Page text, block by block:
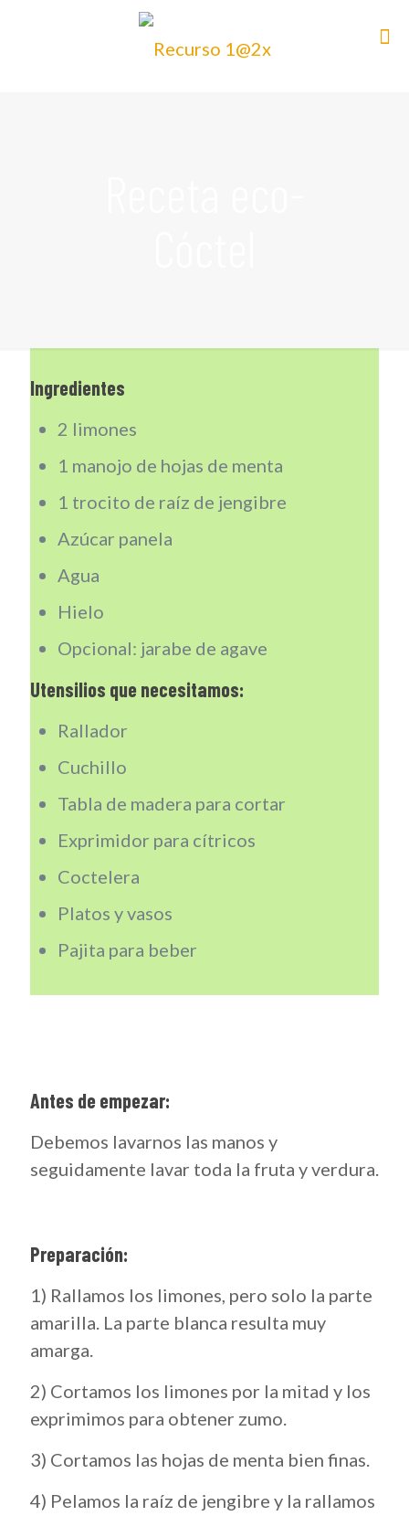
Ingredientes
2 limones
1 manojo de hojas de menta
1 trocito de raíz de jengibre
Azúcar panela
Agua
Hielo
Opcional: jarabe de agave
Utensilios que necesitamos:
Rallador
Cuchillo
Tabla de madera para cortar
Exprimidor para cítricos
Coctelera
Platos y vasos
Pajita para beber
Antes de empezar:
Debemos lavarnos las manos y
seguidamente lavar toda la fruta y verdura.
Preparación:
1) Rallamos los limones, pero solo la parte
amarilla. La parte blanca resulta muy
amarga.
2) Cortamos los limones por la mitad y los
exprimimos para obtener zumo.
3) Cortamos las hojas de menta bien finas.
4) Pelamos la raíz de jengibre y la rallamos